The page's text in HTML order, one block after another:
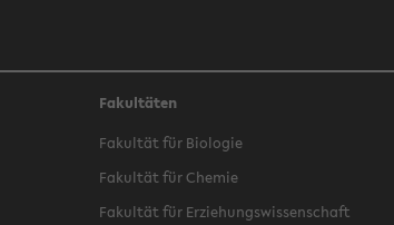
Fakultäten
Fakultät für Biologie
Fakultät für Chemie
Fakultät für Erziehungswissenschaft